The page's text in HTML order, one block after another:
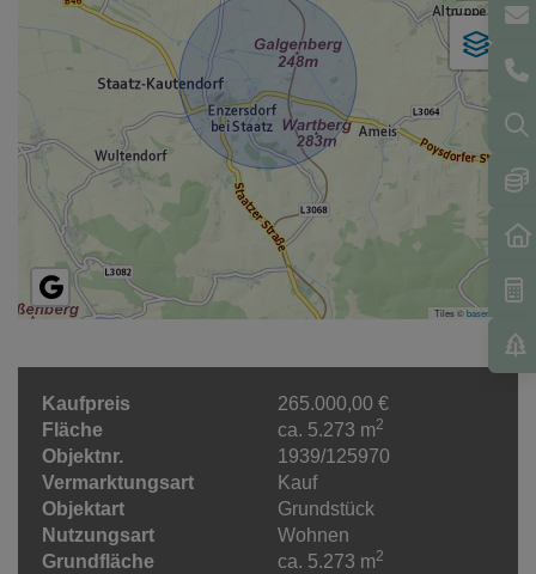
Tiles ©basemap.at
Kaufpreis
265.000,00 €
Fläche
ca. 5.273 m2
Objektnr.
1939/125970
Vermarktungsart
Kauf
Objektart
Grundstück
Nutzungsart
Wohnen
Grundfläche
ca. 5.273 m2